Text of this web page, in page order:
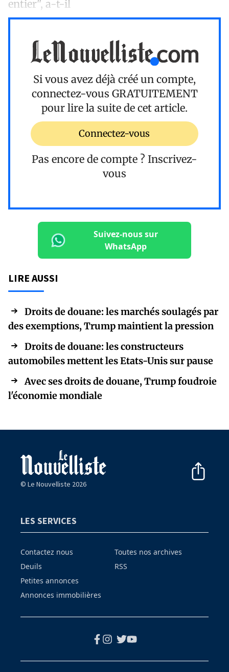
entier", a-t-il
Si vous avez déjà créé un compte,
connectez-vous GRATUITEMENT
pour lire la suite de cet article.
Connectez-vous
Pas encore de compte ? Inscrivez-
vous
Suivez-nous sur
WhatsApp
LIRE AUSSI
Droits de douane: les marchés soulagés par
des exemptions, Trump maintient la pression
Droits de douane: les constructeurs
automobiles mettent les Etats-Unis sur pause
Avec ses droits de douane, Trump foudroie
l'économie mondiale
© Le Nouvelliste 2026
LES SERVICES
Contactez nous
Deuils
Petites annonces
Annonces immobilières
Toutes nos archives
RSS